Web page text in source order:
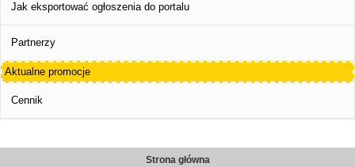
Jak eksportować ogłoszenia do portalu
Partnerzy
Aktualne promocje
Cennik
Strona główna